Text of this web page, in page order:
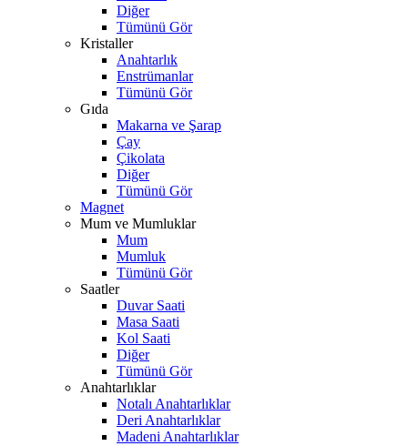
Diğer
Tümünü Gör
Kristaller
Anahtarlık
Enstrümanlar
Tümünü Gör
Gıda
Makarna ve Şarap
Çay
Çikolata
Diğer
Tümünü Gör
Magnet
Mum ve Mumluklar
Mum
Mumluk
Tümünü Gör
Saatler
Duvar Saati
Masa Saati
Kol Saati
Diğer
Tümünü Gör
Anahtarlıklar
Notalı Anahtarlıklar
Deri Anahtarlıklar
Madeni Anahtarlıklar